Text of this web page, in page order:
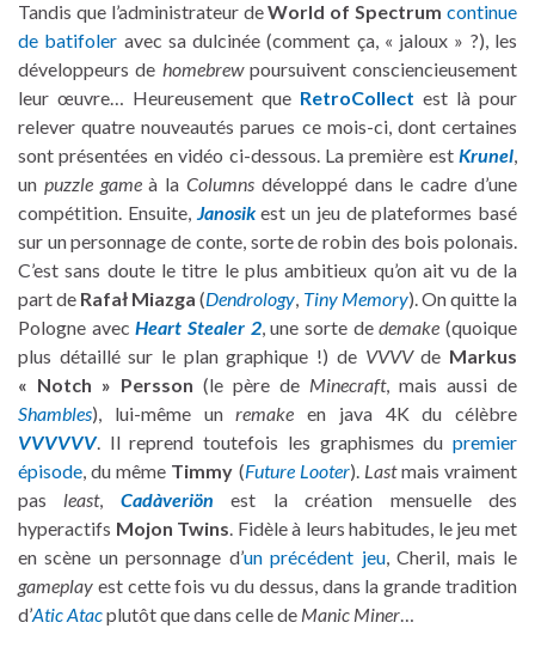
Tandis que l’administrateur deWorld of Spectrumcontinue
de batifoler avec sa dulcinée (comment ça, « jaloux » ?), les
développeurs de homebrewpoursuivent consciencieusement
leur œuvre… Heureusement que RetroCollect est là pour
relever quatre nouveautés parues ce mois-ci, dont certaines
sont présentées en vidéo ci-dessous. La première est Krunel,
un puzzle gameà laColumns développé dans le cadre d’une
compétition. Ensuite, Janosik est un jeu de plateformes basé
sur un personnage de conte, sorte de robin des bois polonais.
C’est sans doute le titre le plus ambitieux qu’on ait vu de la
part de Rafał Miazga (Dendrology, Tiny Memory). On quitte la
Pologne avecHeart Stealer 2, une sorte dedemake (quoique
plus détaillé sur le plan graphique !) de VVVVde Markus
« Notch » Persson (le père de Minecraft, mais aussi de
Shambles), lui-même unremake en java 4K du célèbre
VVVVVV. Il reprend toutefois les graphismes du premier
épisode, du même Timmy (Future Looter). Lastmais vraiment
pas least, Cadàveriön
est la création mensuelle des
hyperactifs Mojon Twins. Fidèle à leurs habitudes, le jeu met
en scène un personnage d’un précédent jeu, Cheril, mais le
gameplay est cette fois vu du dessus, dans la grande tradition
d’Atic Atacplutôt que dans celle de Manic Miner…